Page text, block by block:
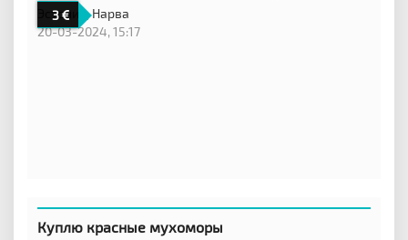
3
Эстония,Нарва
20-03-2024, 15:17
Куплю красные мухоморы